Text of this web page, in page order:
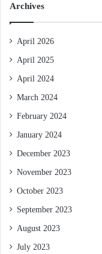
Archives
April 2026
April 2025
April 2024
March 2024
February 2024
January 2024
December 2023
November 2023
October 2023
September 2023
August 2023
July 2023